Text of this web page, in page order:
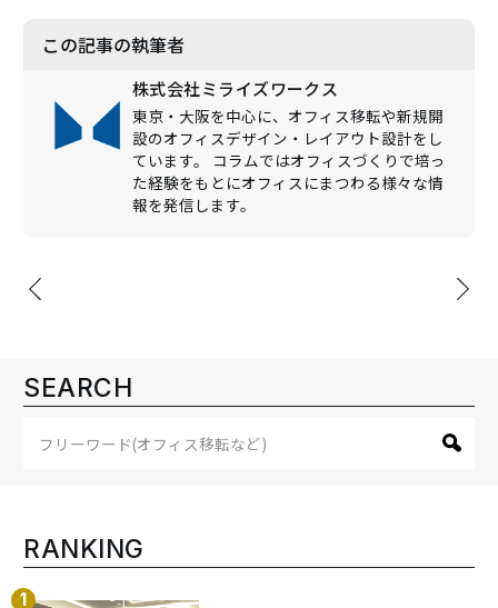
この記事の執筆者
株式会社ミライズワークス
東京・大阪を中心に、オフィス移転や新規開
設のオフィスデザイン・レイアウト設計をし
ています。 コラムではオフィスづくりで培っ
た経験をもとにオフィスにまつわる様々な情
報を発信します。
投
ビ
ゲ
ー
SEARCH
RANKING